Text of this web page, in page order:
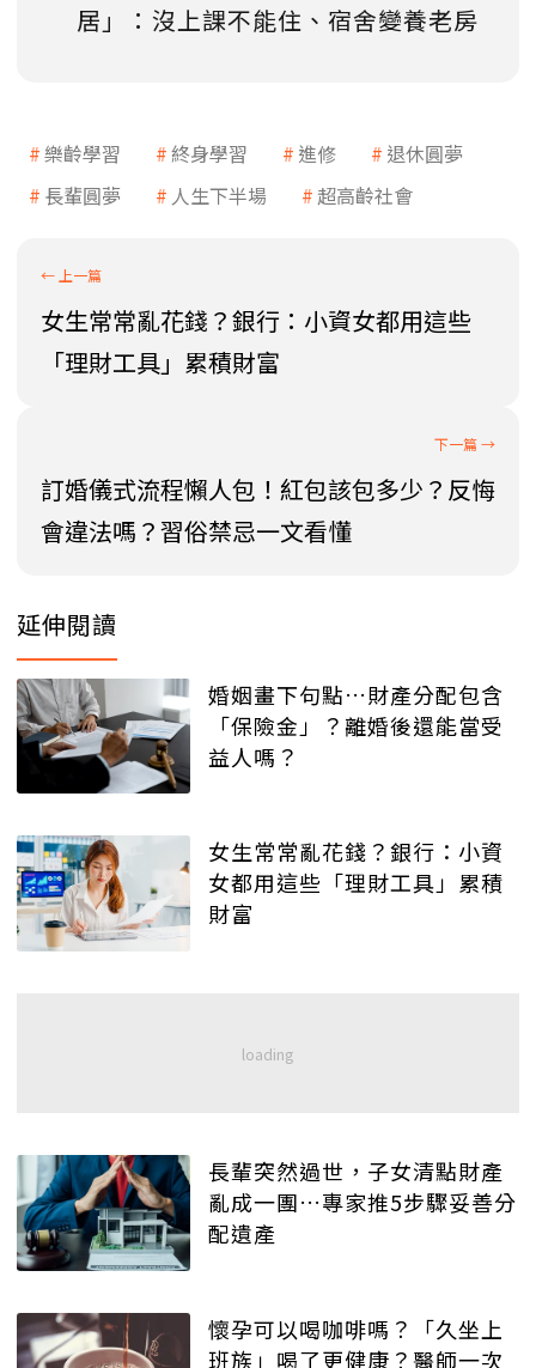
居」：沒上課不能住、宿舍變養老房
樂齡學習 終身學習 進修
退休圓夢
長輩圓夢
人生下半場 超高齡社會
女生常常亂花錢？銀行：小資女都用這些
「理財工具」累積財富
訂婚儀式流程懶人包！紅包該包多少？反悔
會違法嗎？習俗禁忌一文看懂
延伸閱讀
婚姻畫下句點…財產分配包含
「保險金」？離婚後還能當受
益人嗎？
女生常常亂花錢？銀行：小資
女都用這些「理財工具」累積
財富
長輩突然過世，子女清點財產
亂成一團…專家推5步驟妥善分
配遺產
懷孕可以喝咖啡嗎？「久坐上
班族」喝了更健康？醫師一次